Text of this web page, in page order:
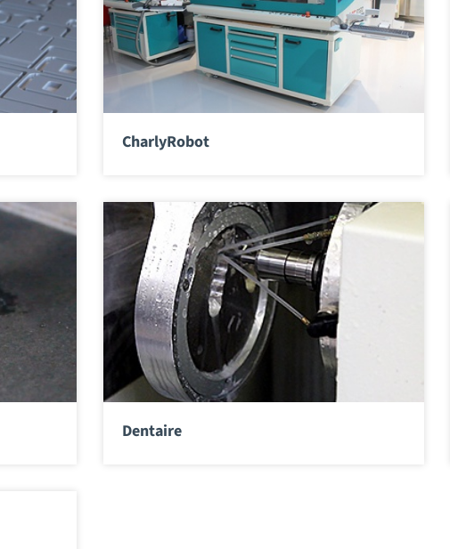
CharlyRobot
Dentaire